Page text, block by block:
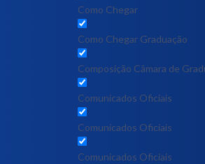
Como Chegar
Como Chegar Graduação
Composição Câmara de
Comunicados Oficiais
Comunicados Oficiais
Comunicados Oficiais